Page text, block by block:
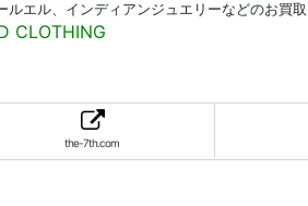
エル、インディアンジュエリーなどのお買
CLOTHING
the-7th.com